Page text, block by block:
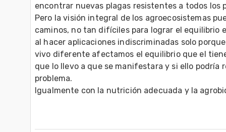
encontrar nuevas plagas resistentes a todos los
Pero la visión integral de los agroecosistemas
caminos, no tan difíciles para lograr el equilibrio
al hacer aplicaciones indiscriminadas solo
vivo diferente afectamos el equilibrio que el
que lo llevo a que se manifestara y si ello podría
problema.
Igualmente con la nutrición adecuada y la